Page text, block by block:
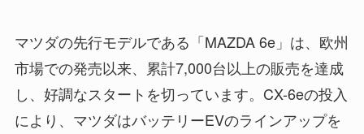
マツダの先行モデルである「MAZDA 6e」は、欧州
市場での発売以来、累計7,000台以上の販売を達成
し、好調なスタートを切っています。CX-6eの投入
により、マツダはバッテリーEVのラインアップを